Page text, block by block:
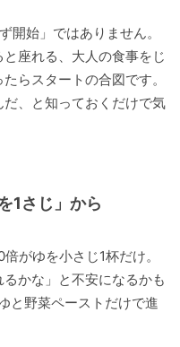
開始」ではありません。
座れる、大人の食事をじ
らスタートの合図です。
、と知っておくだけで気
1さじ」から
がゆを小さじ1杯だけ。
かな」と不安になるかも
と野菜ペーストだけで進